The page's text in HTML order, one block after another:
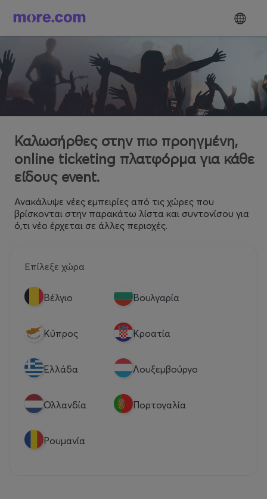
Καλωσήρθες στην πιο προηγμένη,
online ticketing πλατφόρμα για κάθε
είδους event.
Ανακάλυψε νέες εμπειρίες από τις χώρες που
βρίσκονται στην παρακάτω λίστα και συντονίσου για
ό,τι νέο έρχεται σε άλλες περιοχές.
Επίλεξε χώρα
Βέλγιο Βουλγαρία
Κύπρος Κροατία
Eλλάδα Λουξεμβούργο
Ολλανδία Πορτογαλία
Ρουμανία